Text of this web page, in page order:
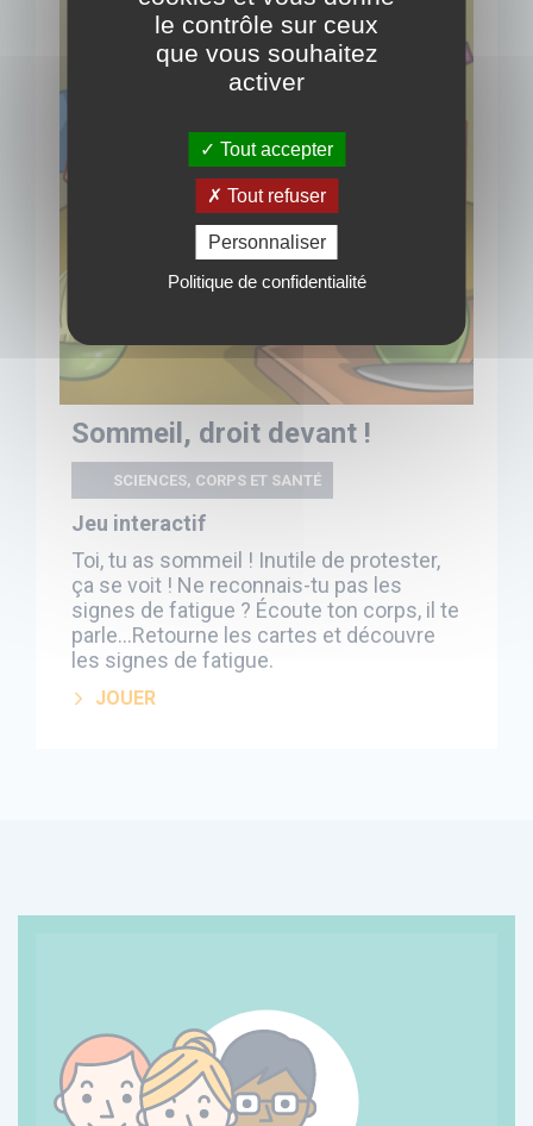
Sommeil, droit devant !
SCIENCES, CORPS ET SANTÉ
Jeu interactif
Toi, tu as sommeil ! Inutile de protester,
ça se voit ! Ne reconnais-tu pas les
signes de fatigue ? Écoute ton corps, il te
parle...Retourne les cartes et découvre
les signes de fatigue.
JOUER
le contrôle sur ceux
que vous souhaitez
activer
Tout accepter
Tout refuser
Personnaliser
Politique de confidentialité